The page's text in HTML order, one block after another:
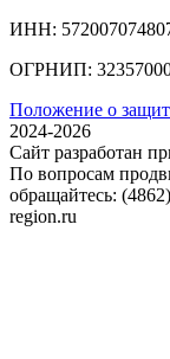
ИНН:
ОГРНИП:
Положение о
2024-2026
Сайт разработан
По вопросам
обращайтесь:
region.ru